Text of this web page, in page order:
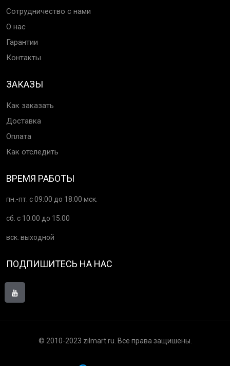
Сотрудничество с нами
О нас
Гарантии
Контакты
ЗАКАЗЫ
Как заказать
Доставка
Оплата
Как отследить
ВРЕМЯ РАБОТЫ
пн.-пт. с 09:00 до 18:00 мск.
сб. с 10:00 до 15:00
вск. выходной
ПОДПИШИТЕСЬ НА НАС
© 2010-2023 zilmart.ru. Все права защишены.